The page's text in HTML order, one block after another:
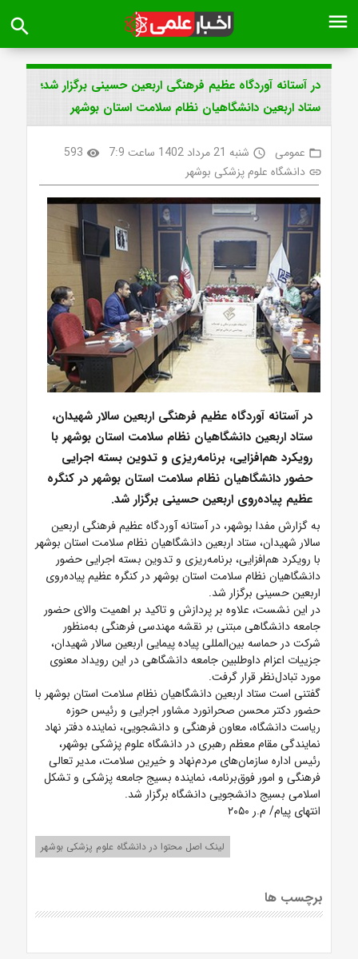
menu
search
در آستانه آوردگاه عظیم فرهنگی اربعین حسینی برگزار شد؛
ستاد اربعین دانشگاهیان نظام سلامت استان بوشهر
folder_open عمومی access_time شنبه 21 مرداد 1402 ساعت 7:9 visibility
593
link دانشگاه علوم پزشکی بوشهر
در آستانه آوردگاه عظیم فرهنگی اربعین سالار شهیدان،
ستاد اربعین دانشگاهیان نظام سلامت استان بوشهر با
رویکرد هم‌افزایی، برنامه‌ریزی و تدوین بسته اجرایی
حضور دانشگاهیان نظام سلامت استان بوشهر در کنگره
عظیم پیاده‌روی اربعین حسینی برگزار شد.
به گزارش مفدا بوشهر، در آستانه آوردگاه عظیم فرهنگی اربعین
سالار شهیدان، ستاد اربعین دانشگاهیان نظام سلامت استان بوشهر
با رویکرد هم‌افزایی، برنامه‌ریزی و تدوین بسته اجرایی حضور
دانشگاهیان نظام سلامت استان بوشهر در کنگره عظیم پیاده‌روی
اربعین حسینی برگزار شد.
در این نشست، علاوه بر پردازش و تاکید بر اهمیت والای حضور
جامعه دانشگاهی مبتنی بر نقشه مهندسی فرهنگی به‌منظور
شرکت در حماسه بین‌المللی پیاده پیمایی اربعین سالار شهیدان،
جزییات اعزام داوطلبین جامعه دانشگاهی در این رویداد معنوی
مورد تبادل‌نظر قرار گرفت.
گفتنی است ستاد اربعین دانشگاهیان نظام سلامت استان بوشهر با
حضور دکتر محسن صحرانورد مشاور اجرایی و رئیس حوزه
ریاست دانشگاه، معاون فرهنگی و دانشجویی، نماینده دفتر نهاد
نمایندگی مقام معظم رهبری در دانشگاه علوم پزشکی بوشهر،
رئیس اداره سازمان‌های مردم‌نهاد و خیرین سلامت، مدیر تعالی
فرهنگی و امور فوق‌برنامه، نماینده بسیج جامعه پزشکی و تشکل
اسلامی بسیج دانشجویی دانشگاه برگزار شد.
انتهای پیام/ م.ر ۲۰۵۰
لینک اصل محتوا در دانشگاه علوم پزشکی بوشهر
برچسب ها